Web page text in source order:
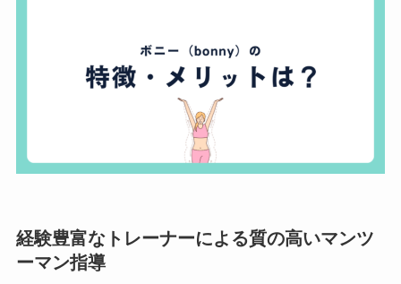
経験豊富なトレーナーによる質の高いマンツ
ーマン指導